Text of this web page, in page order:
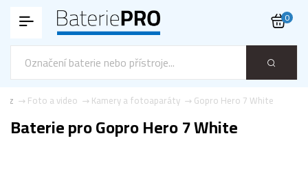
0
Gopro Hero 7 White
Kamery a fotoaparáty
Foto a video
Baterie pro Gopro Hero 7 White